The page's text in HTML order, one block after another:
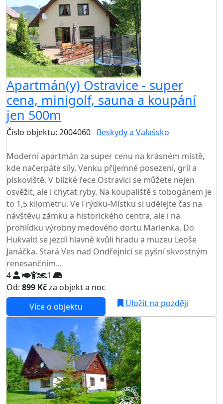
Apartmán(y) Ostravice - super
cena, minigolf, sauna a koupání
jen 500m
Číslo objektu: 2004060 Beskydy a Valašsko
Moderní apartmán za super cenu na krásném místě,
kde načerpáte síly. Venku příjemné posezení, gril a
pískoviště. V blízké řece Ostravici se můžete nejen
osvěžit, ale i chytat ryby. Na koupaliště s tobogánem je
to 1,5 kilometru. Ve Frýdku-Místku si udělejte čas na
návštěvu zámku a historického centra, ale i na
prohlídku výrobny medového dortu Marlenka. Do
Hukvald se jezdí hlavně kvůli hradu a muzeu Leoše
Janáčka. Stará Ves nad Ondřejnicí se pyšní skvostným
renesančním...
4
1
Od: 899 Kčza objekt a noc
Více o objektu
Uložit na později